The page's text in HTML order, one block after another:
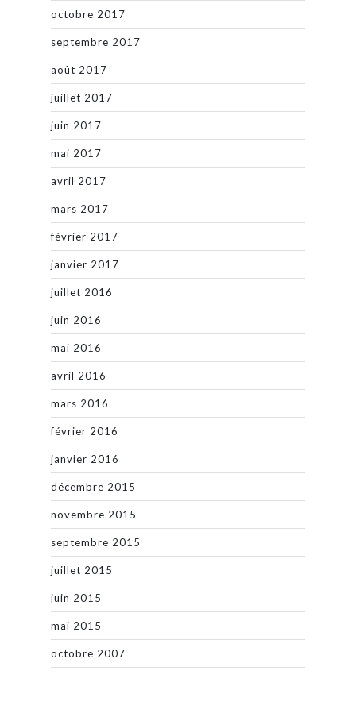
octobre 2017
septembre 2017
août 2017
juillet 2017
juin 2017
mai 2017
avril 2017
mars 2017
février 2017
janvier 2017
juillet 2016
juin 2016
mai 2016
avril 2016
mars 2016
février 2016
janvier 2016
décembre 2015
novembre 2015
septembre 2015
juillet 2015
juin 2015
mai 2015
octobre 2007